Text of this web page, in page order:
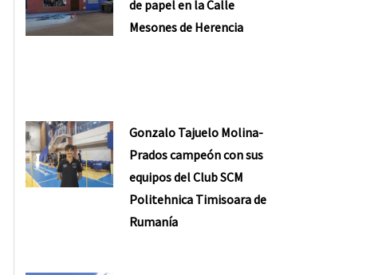
de papel en la Calle
Mesones de Herencia
Gonzalo Tajuelo Molina-
Prados campeón con sus
equipos del Club SCM
Politehnica Timisoara de
Rumanía